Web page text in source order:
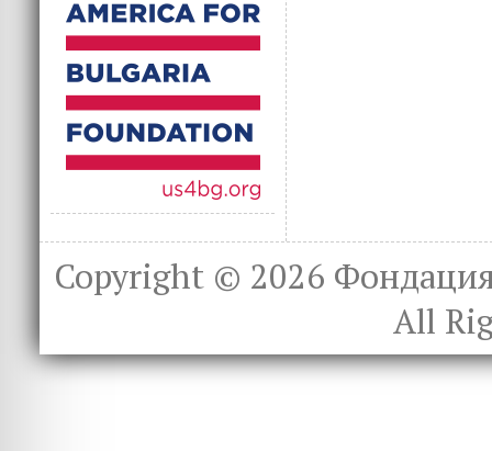
Copyright © 2026
All